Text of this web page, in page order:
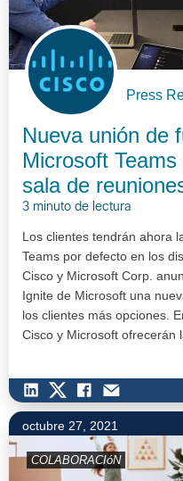
Press
Nueva unión de
Microsoft
sala de
3 minuto de lectura
Los clientes tendrán ahora
Teams por defecto en los
Cisco y Microsoft Corp.
Ignite de Microsoft una
los clientes más opciones.
Cisco y Microsoft ofrecerán
octubre 27, 2021
COLABORACIóN